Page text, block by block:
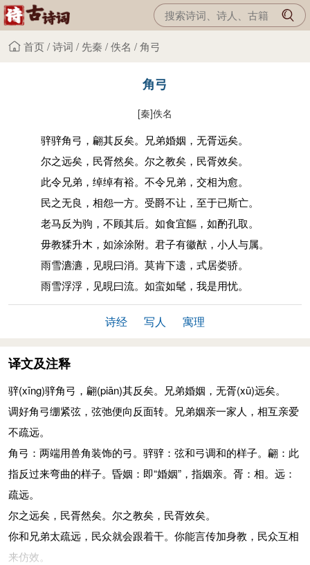
首页/诗词 / 先秦 /佚名 /角弓
角弓
[秦]佚名
骍骍角弓，翩其反矣。兄弟婚姻，无胥远矣。
尔之远矣，民胥然矣。尔之教矣，民胥效矣。
此令兄弟，绰绰有裕。不令兄弟，交相为愈。
民之无良，相怨一方。受爵不让，至于已斯亡。
老马反为驹，不顾其后。如食宜饇，如酌孔取。
毋教猱升木，如涂涂附。君子有徽猷，小人与属。
雨雪瀌瀌，见晛曰消。莫肯下遗，式居娄骄。
雨雪浮浮，见晛曰流。如蛮如髦，我是用忧。
诗经 写人 寓理
译文及注释
骍(xīng)骍角弓，翩(piān)其反矣。兄弟婚姻，无胥(xū)远矣。
调好角弓绷紧弦，弦弛便向反面转。兄弟姻亲一家人，相互亲爱
不疏远。
角弓：两端用兽角装饰的弓。骍骍：弦和弓调和的样子。翩：此
指反过来弯曲的样子。昏姻：即“婚姻”，指姻亲。胥：相。远：
疏远。
尔之远矣，民胥然矣。尔之教矣，民胥效矣。
你和兄弟太疏远，民众就会跟着干。你能言传加身教，民众互相
来仿效。